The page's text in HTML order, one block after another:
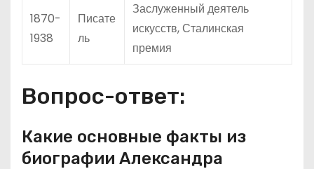
1870-
1938
Писате
ль
Заслуженный деятель
искусств, Сталинская
премия
Вопрос-ответ:
Какие основные факты из
биографии Александра